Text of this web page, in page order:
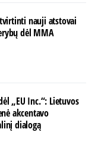
nauji atstovai
dėl MMA
„EU Inc.“: Lietuvos
akcentavo
dialogą